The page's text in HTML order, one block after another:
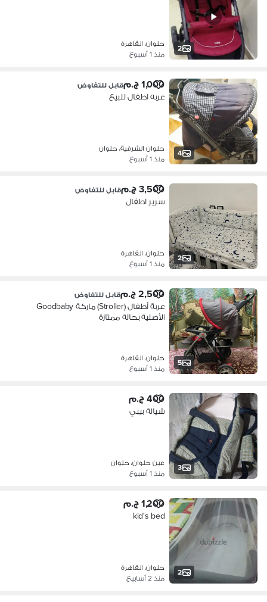
2
حلوان، القاهرة
منذ 1 أسبوع
4
1,000 ج.م قابل للتفاوض
عربه اطفال للبيع
حلوان الشرقية، حلوان
منذ 1 أسبوع
2
3,500 ج.م قابل للتفاوض
سرير اطفال
حلوان، القاهرة
منذ 1 أسبوع
5
2,500 ج.م قابل للتفاوض
عربة أطفال (Stroller) ماركة Goodbaby
الأصلية بحالة ممتازة
حلوان، القاهرة
منذ 1 أسبوع
3
400 ج.م
شيالة بيبي
عين حلوان، حلوان
منذ 1 أسبوع
2
1,200 ج.م
kid's bed
حلوان، القاهرة
منذ 2 أسابيع